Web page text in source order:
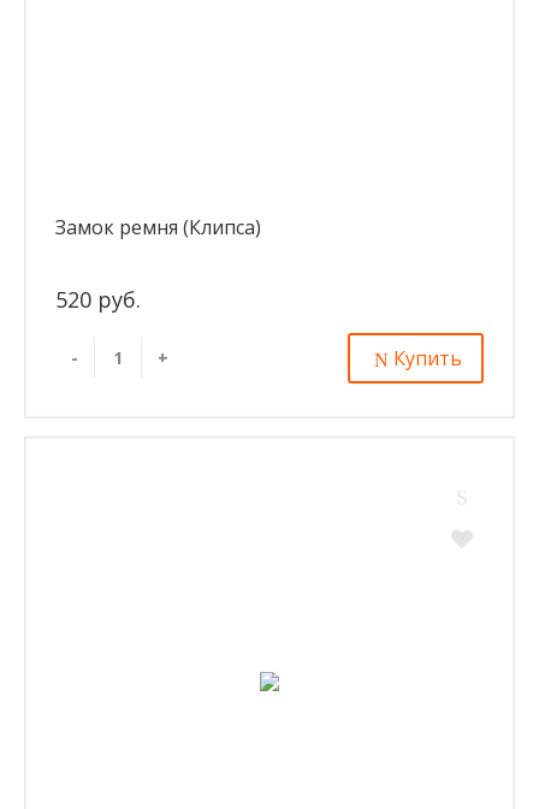
Замок ремня (Клипса)
520 руб.
- + Купить